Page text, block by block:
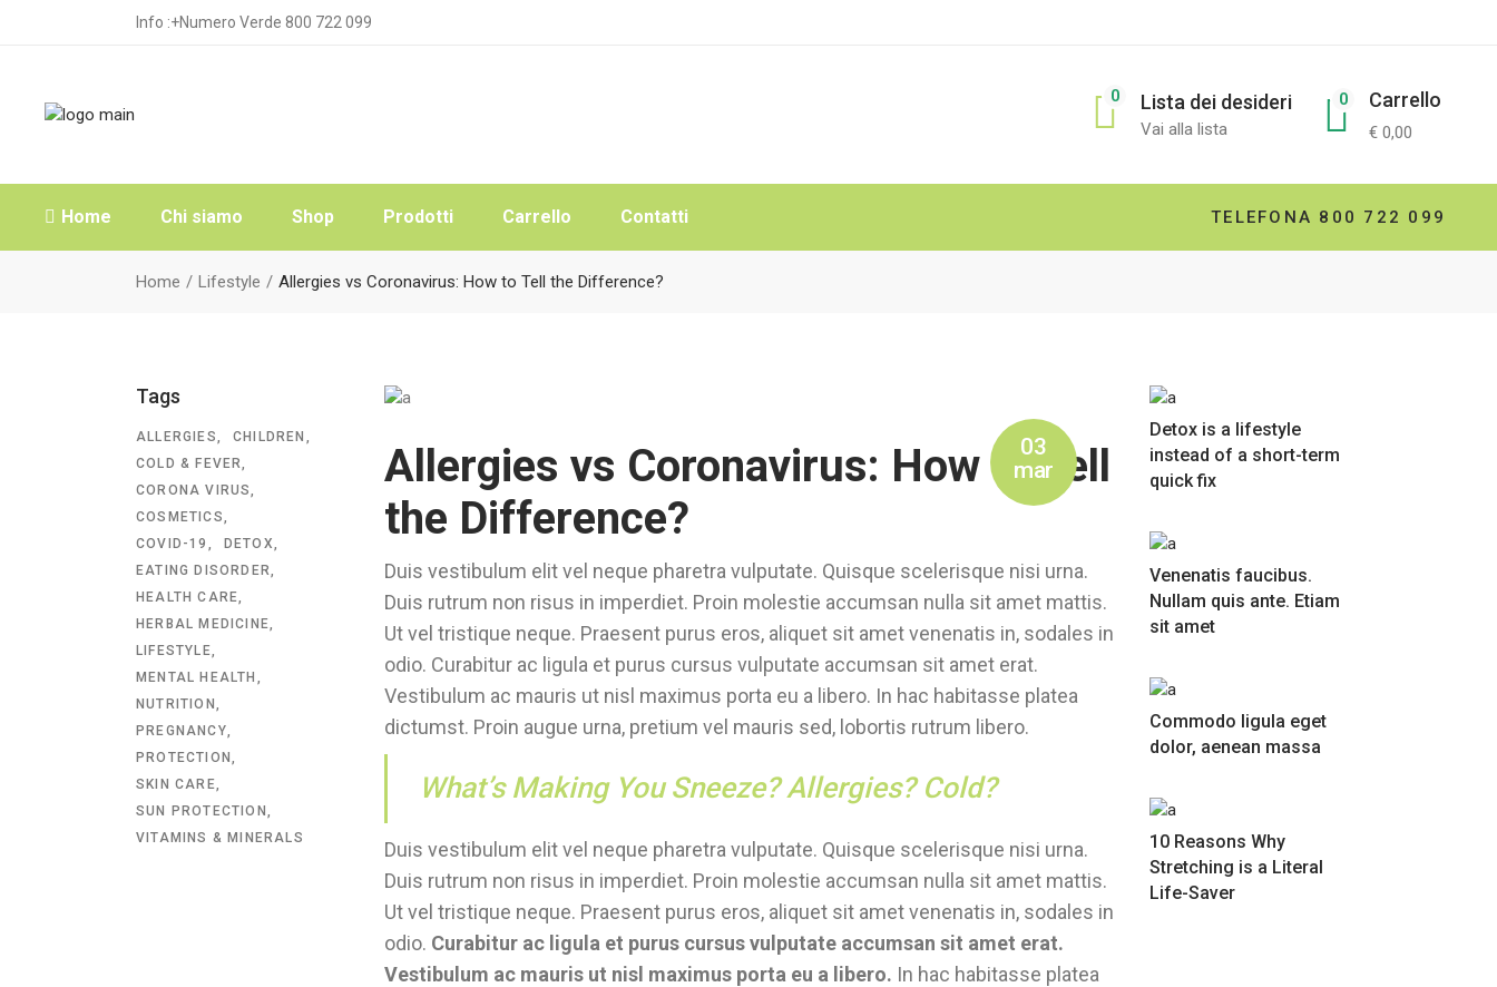
Info :+Numero Verde 800 722 099
0
0
€ 0,00
Home Chi siamo Shop Prodotti Carrello Contatti TELEFONA 800 722 099
Home Lifestyle Allergies vs Coronavirus: How to Tell the Difference?
Tags
ALLERGIES
CHILDREN
COLD & FEVER
CORONA VIRUS
COSMETICS
COVID-19
DETOX
EATING DISORDER
HEALTH CARE
HERBAL MEDICINE
LIFESTYLE
MENTAL HEALTH
NUTRITION
PREGNANCY
PROTECTION
SKIN CARE
SUN PROTECTION
VITAMINS & MINERALS
03
mar
Allergies vs Coronavirus: How to Tell
the Difference?
Duis vestibulum elit vel neque pharetra vulputate. Quisque scelerisque nisi urna.
Duis rutrum non risus in imperdiet. Proin molestie accumsan nulla sit amet mattis.
Ut vel tristique neque. Praesent purus eros, aliquet sit amet venenatis in, sodales in
odio. Curabitur ac ligula et purus cursus vulputate accumsan sit amet erat.
Vestibulum ac mauris ut nisl maximus porta eu a libero. In hac habitasse platea
dictumst. Proin augue urna, pretium vel mauris sed, lobortis rutrum libero.
What’s Making You Sneeze? Allergies? Cold?
Duis vestibulum elit vel neque pharetra vulputate. Quisque scelerisque nisi urna.
Duis rutrum non risus in imperdiet. Proin molestie accumsan nulla sit amet mattis.
Ut vel tristique neque. Praesent purus eros, aliquet sit amet venenatis in, sodales in
odio. Curabitur ac ligula et purus cursus vulputate accumsan sit amet erat.
Vestibulum ac mauris ut nisl maximus porta eu a libero. In hac habitasse platea
Detox is a lifestyle
instead of a short-term
quick fix
Venenatis faucibus.
Nullam quis ante. Etiam
sit amet
Commodo ligula eget
dolor, aenean massa
10 Reasons Why
Stretching is a Literal
Life-Saver